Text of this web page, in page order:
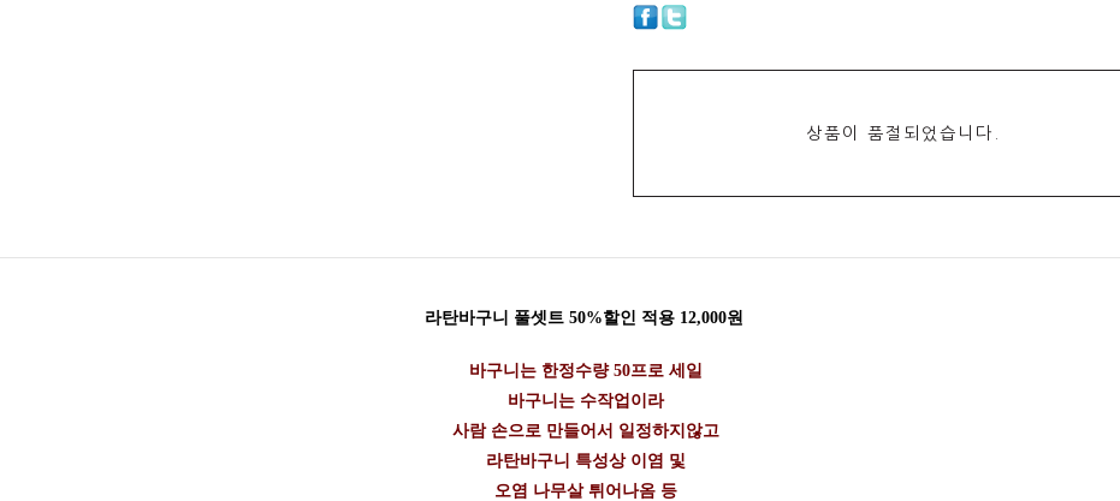
상품이 품절되었습니다.
라탄바구니 풀셋트 50%할인 적용 12,000원
바구니는 한정수량 50프로 세일
바구니는 수작업이라
사람 손으로 만들어서 일정하지않고
라탄바구니 특성상 이염 및
오염 나무살 튀어나옴 등